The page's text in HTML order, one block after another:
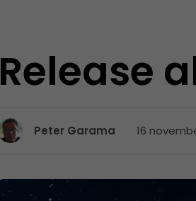
Release
Peter Garama 16